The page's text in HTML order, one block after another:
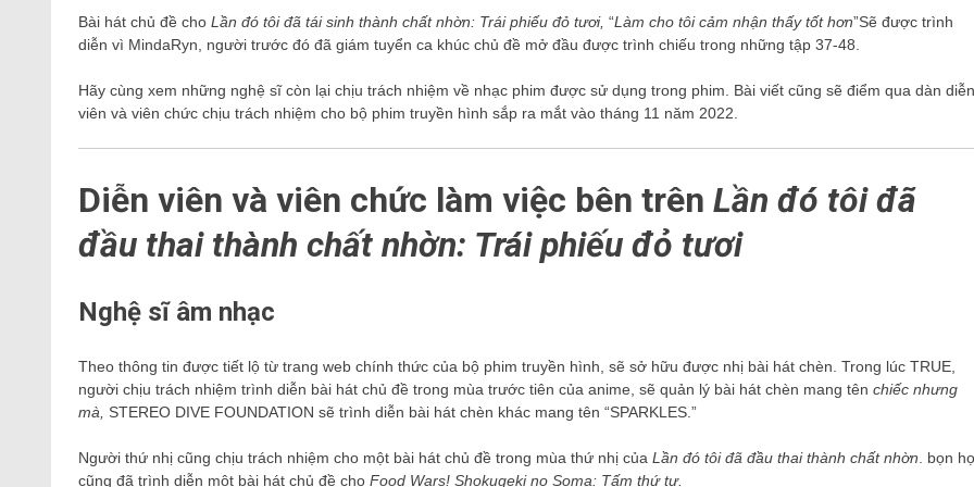
Bài hát chủ đề cho Lần đó tôi đã tái sinh thành chất nhờn: Trái phiếu đỏ tươi, “Làm cho tôi cảm nhận thấy tốt hơn”Sẽ được trình
diễn vì MindaRyn, người trước đó đã giám tuyển ca khúc chủ đề mở đầu được trình chiếu trong những tập 37-48.
Hãy cùng xem những nghệ sĩ còn lại chịu trách nhiệm về nhạc phim được sử dụng trong phim. Bài viết cũng sẽ điểm qua dàn diễn
viên và viên chức chịu trách nhiệm cho bộ phim truyền hình sắp ra mắt vào tháng 11 năm 2022.
Diễn viên và viên chức làm việc bên trên Lần đó tôi đã
đầu thai thành chất nhờn: Trái phiếu đỏ tươi
Nghệ sĩ âm nhạc
Theo thông tin được tiết lộ từ trang web chính thức của bộ phim truyền hình, sẽ sở hữu được nhị bài hát chèn. Trong lúc TRUE,
người chịu trách nhiệm trình diễn bài hát chủ đề trong mùa trước tiên của anime, sẽ quản lý bài hát chèn mang tên chiếc nhưng
mà, STEREO DIVE FOUNDATION sẽ trình diễn bài hát chèn khác mang tên “SPARKLES.”
Người thứ nhị cũng chịu trách nhiệm cho một bài hát chủ đề trong mùa thứ nhị của Lần đó tôi đã đầu thai thành chất nhờn . bọn họ
cũng đã trình diễn một bài hát chủ đề cho Food Wars! Shokugeki no Soma: Tấm thứ tư.